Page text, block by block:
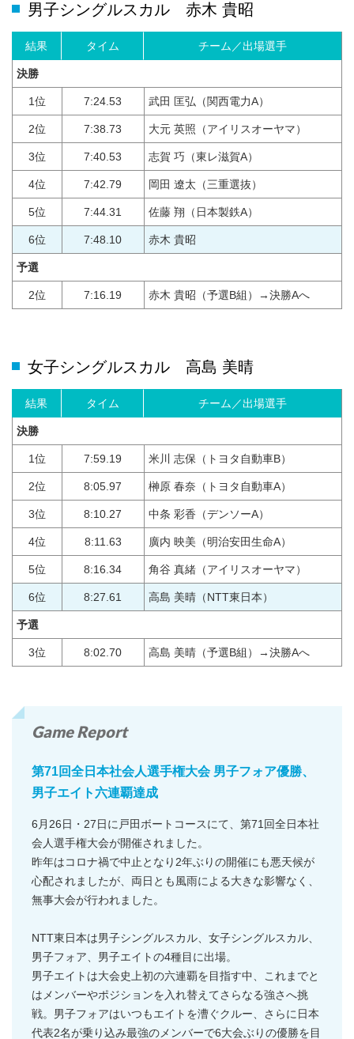
男子シングルスカル 赤木 貴昭
結果 タイム チーム／出場選手
決勝
1位 7:24.53 武田 匡弘（関西電力A）
2位 7:38.73 大元 英照（アイリスオーヤマ）
3位 7:40.53 志賀 巧（東レ滋賀A）
4位 7:42.79 岡田 遼太（三重選抜）
5位 7:44.31 佐藤 翔（日本製鉄A）
6位 7:48.10 赤木 貴昭
予選
2位 7:16.19 赤木 貴昭（予選B組）→決勝Aへ
女子シングルスカル 高島 美晴
結果 タイム チーム／出場選手
決勝
1位 7:59.19 米川 志保（トヨタ自動車B）
2位 8:05.97 榊原 春奈（トヨタ自動車A）
3位 8:10.27 中条 彩香（デンソーA）
4位 8:11.63 廣内 映美（明治安田生命A）
5位 8:16.34 角谷 真緒（アイリスオーヤマ）
6位 8:27.61 高島 美晴（NTT東日本）
予選
3位 8:02.70 高島 美晴（予選B組）→決勝Aへ
Game Report
第71回全日本社会人選手権大会 男子フォア優勝、
男子エイト六連覇達成
6月26日・27日に戸田ボートコースにて、第71回全日本社
会人選手権大会が開催されました。
昨年はコロナ禍で中止となり2年ぶりの開催にも悪天候が
心配されましたが、両日とも風雨による大きな影響なく、
無事大会が行われました。
NTT東日本は男子シングルスカル、女子シングルスカル、
男子フォア、男子エイトの4種目に出場。
男子エイトは大会史上初の六連覇を目指す中、これまでと
はメンバーやポジションを入れ替えてさらなる強さへ挑
戦。男子フォアはいつもエイトを漕ぐクルー、さらに日本
代表2名が乗り込み最強のメンバーで6大会ぶりの優勝を目